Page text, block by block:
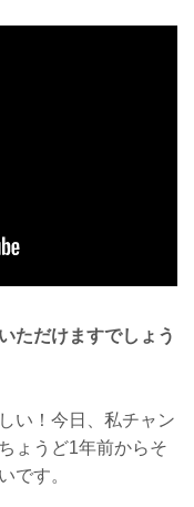
ただけますでしょう
い！今日、私チャン
ょうど1年前からそ
です。